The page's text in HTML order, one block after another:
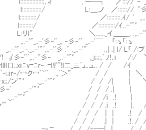
ィ´￣ , ー─┐ ／:::// ‐'ﾞ_..-'彡‐" _..-'"
L:＿.ノ ／::::::// ''彡'"゛.,..-'"゛ .
／:::::::::.ｲ/ ' .,..-'"゛ .,..-'" .,
ｲ ..-'"゛ .,.../ ﾞﾞ'ｰ..,.
イ ＿＿_. .,..-'"゛ ｀''-､,
_,, ‐彡‐'´ _..-' ￣ 「:ゝ「:ゝ ｀'lﾞ
._..-'"ﾞ,..-''彡 .´ ._..-'" ., | .| l/ L「 /:プ
i'彡‐'ﾞﾞ,..-''彡‐ _..-'"゛ ,_i;;;;,ﾞ ﾉ!､i /:/ ＼
ｼllll口..xｉﾆv=ﾆr‐-=lﾘ'''!l二_三ﾞｭ..ュ.. / /
ﾞ !'',ﾞｰ;;ir‐/冖ク冖ﾞ~ﾞﾞ￣.,ﾞ＞″ / /
.!〔''┬x;;/ン'"゛ ._..-'"゛ / / /| | ＼|
ﾞﾞ'{彡‐ﾞ _..-'"゛ / / / .| | | |
.l"ﾞｌ ! ._..-'"゛ / /
'く,,_,,,i;;シ'" / / / .i .!
._.. ┤.! / / / | | .! / / .! |
'" ｀ / / / .| | .!. / / | | |＼